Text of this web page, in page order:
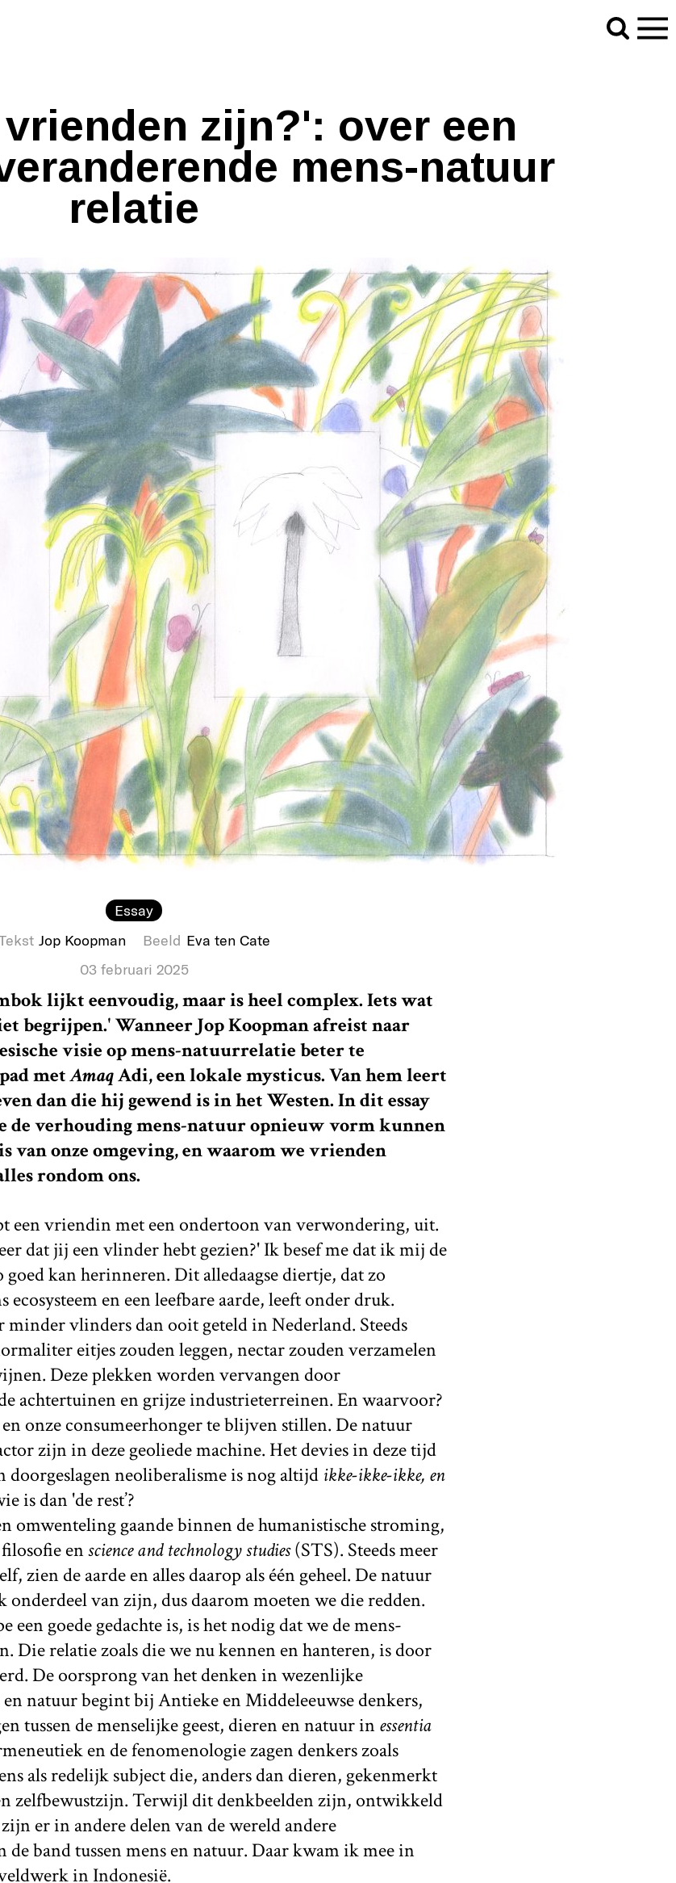
zijn?': over een
mens-natuur
relatie
Essay
Jop Koopman Beeld Eva ten Cate
03 februari 2025
lijkt eenvoudig, maar is heel complex. Iets wat
begrijpen.' Wanneer Jop Koopman afreist naar
visie op mens-natuurrelatie beter te
metAmaqAdi, een lokale mysticus. Van hem leert
dan die hij gewend is in het Westen. In dit essay
de verhouding mens-natuur opnieuw vorm kunnen
van onze omgeving, en waarom we vrienden
rondom ons.
een vriendin met een ondertoon van verwondering, uit.
dat jij een vlinder hebt gezien?' Ik besef me dat ik mij de
goed kan herinneren. Dit alledaagse diertje, dat zo
en een leefbare aarde, leeft onder druk.
vlinders dan ooit geteld in Nederland. Steeds
eitjes zouden leggen, nectar zouden verzamelen
Deze plekken worden vervangen door
achtertuinen en grijze industrieterreinen. En waarvoor?
onze consumeerhonger te blijven stillen. De natuur
zijn in deze geoliede machine. Het devies in deze tijd
doorgeslagen neoliberalisme is nog altijd ikke-ikke-ikke, en
is dan 'de rest’?
omwenteling gaande binnen de humanistische stroming,
enscience and technology studies(STS). Steeds meer
zien de aarde en alles daarop als één geheel. De natuur
onderdeel van zijn, dus daarom moeten we die redden.
goede gedachte is, is het nodig dat we de mens-
Die relatie zoals die we nu kennen en hanteren, is door
De oorsprong van het denken in wezenlijke
natuur begint bij Antieke en Middeleeuwse denkers,
tussen de menselijke geest, dieren en natuur inessentia
en de fenomenologie zagen denkers zoals
als redelijk subject die, anders dan dieren, gekenmerkt
zelfbewustzijn. Terwijl dit denkbeelden zijn, ontwikkeld
er in andere delen van de wereld andere
de band tussen mens en natuur. Daar kwam ik mee in
in Indonesië.